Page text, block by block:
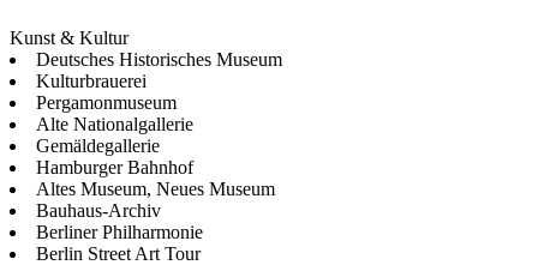
Kunst & Kultur
Deutsches Historisches Museum
Kulturbrauerei
Pergamonmuseum
Alte Nationalgallerie
Gemäldegallerie
Hamburger Bahnhof
Altes Museum, Neues Museum
Bauhaus-Archiv
Berliner Philharmonie
Berlin Street Art Tour